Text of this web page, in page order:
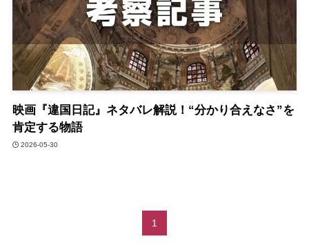
映画『違国日記』ネタバレ解説！“分かり合えなさ”を
肯定する物語
2026-05-30
1